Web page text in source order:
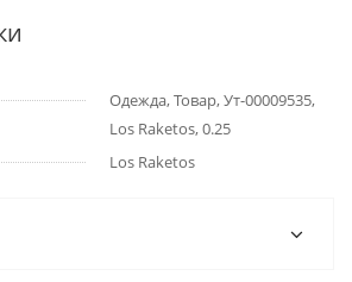
Одежда, Товар, Ут-00009535,
Los Raketos, 0.25
Los Raketos